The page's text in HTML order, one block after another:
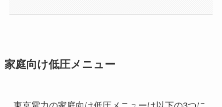
家庭向け低圧メニュー